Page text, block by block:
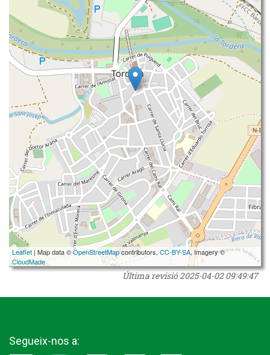
Leaflet | Map data ©OpenStreetMapcontributors, CC-BY-SA, Imagery ©
CloudMade
Última revisió2025-04-02 09:49:47
Segueix-nos a: